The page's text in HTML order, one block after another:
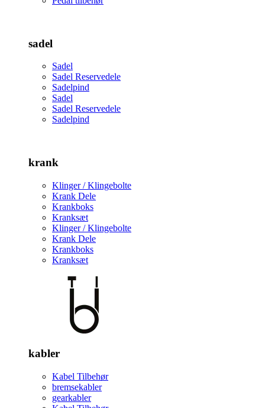
sadel
Sadel
Sadel Reservedele
Sadelpind
Sadel
Sadel Reservedele
Sadelpind
krank
Klinger / Klingebolte
Krank Dele
Krankboks
Kranksæt
Klinger / Klingebolte
Krank Dele
Krankboks
Kranksæt
kabler
Kabel Tilbehør
bremsekabler
gearkabler